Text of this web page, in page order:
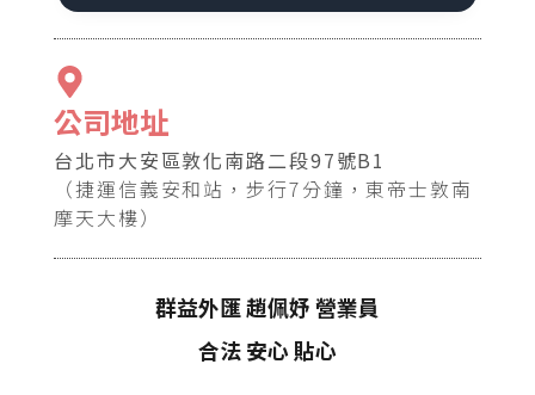
公司地址
台北市大安區敦化南路二段97號B1
（捷運信義安和站，步行7分鐘，東帝士敦南
摩天大樓）
群益外匯 趙佩妤 營業員
合法 安心 貼心